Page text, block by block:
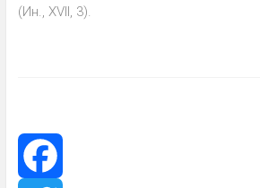
(Ин., XVII, 3).